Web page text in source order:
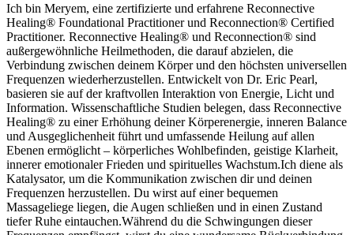
Ich bin Meryem, eine zertifizierte und erfahrene Reconnective
Healing® Foundational Practitioner und Reconnection® Certified
Practitioner. Reconnective Healing® und Reconnection® sind
außergewöhnliche Heilmethoden, die darauf abzielen, die
Verbindung zwischen deinem Körper und den höchsten universellen
Frequenzen wiederherzustellen. Entwickelt von Dr. Eric Pearl,
basieren sie auf der kraftvollen Interaktion von Energie, Licht und
Information. Wissenschaftliche Studien belegen, dass Reconnective
Healing® zu einer Erhöhung deiner Körperenergie, inneren Balance
und Ausgeglichenheit führt und umfassende Heilung auf allen
Ebenen ermöglicht – körperliches Wohlbefinden, geistige Klarheit,
innerer emotionaler Frieden und spirituelles Wachstum.Ich diene als
Katalysator, um die Kommunikation zwischen dir und deinen
Frequenzen herzustellen. Du wirst auf einer bequemen
Massageliege liegen, die Augen schließen und in einen Zustand
tiefer Ruhe eintauchen.Während du die Schwingungen dieser